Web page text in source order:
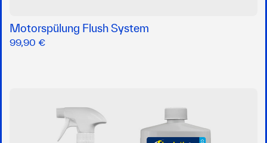
Motorspülung Flush System
99,90 €